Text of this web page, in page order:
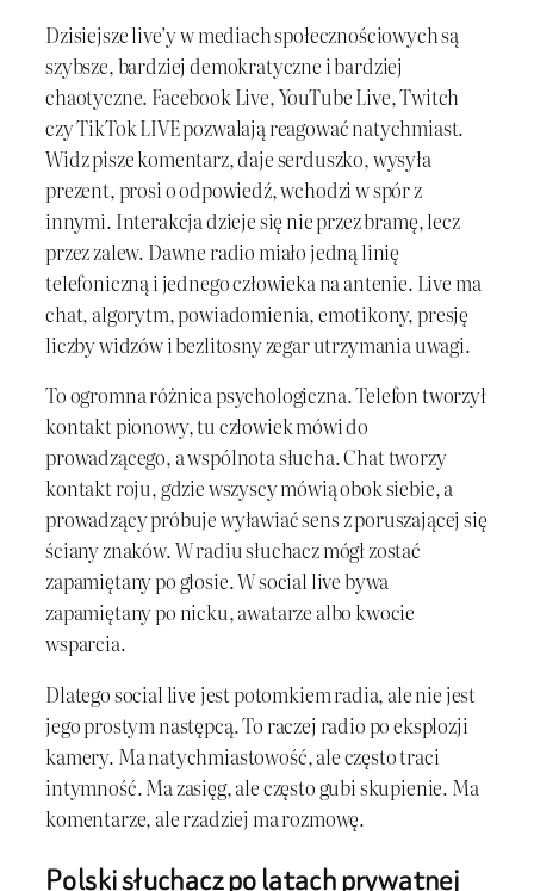
Dzisiejsze live’y w mediach społecznościowych są
szybsze, bardziej demokratyczne i bardziej
chaotyczne. Facebook Live, YouTube Live, Twitch
czy TikTok LIVE pozwalają reagować natychmiast.
Widz pisze komentarz, daje serduszko, wysyła
prezent, prosi o odpowiedź, wchodzi w spór z
innymi. Interakcja dzieje się nie przez bramę, lecz
przez zalew. Dawne radio miało jedną linię
telefoniczną i jednego człowieka na antenie. Live ma
chat, algorytm, powiadomienia, emotikony, presję
liczby widzów i bezlitosny zegar utrzymania uwagi.
To ogromna różnica psychologiczna. Telefon tworzył
kontakt pionowy, tu człowiek mówi do
prowadzącego, a wspólnota słucha. Chat tworzy
kontakt roju, gdzie wszyscy mówią obok siebie, a
prowadzący próbuje wyławiać sens z poruszającej się
ściany znaków. W radiu słuchacz mógł zostać
zapamiętany po głosie. W social live bywa
zapamiętany po nicku, awatarze albo kwocie
wsparcia.
Dlatego social live jest potomkiem radia, ale nie jest
jego prostym następcą. To raczej radio po eksplozji
kamery. Ma natychmiastowość, ale często traci
intymność. Ma zasięg, ale często gubi skupienie. Ma
komentarze, ale rzadziej ma rozmowę.
Polski słuchacz po latach prywatnej